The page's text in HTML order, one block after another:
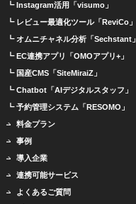
┗ Instagram活用「visumo」
┗ レビュー最適化ツール「ReviCo」
┗ オムニチャネル分析「Sechstant」
┗ EC連携アプリ「OMOアプリ+」
┗ 国産CMS「SiteMiraiZ」
┗ Chatbot「AIデジタルスタッフ」
┗ 予約管理システム「RESOMO」
料金プラン
事例
導入企業
連携可能サービス
よくあるご質問